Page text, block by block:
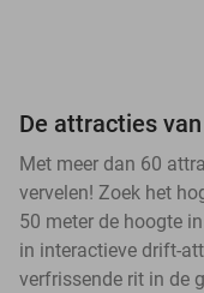
De attracties
Met meer dan 60
vervelen! Zoek het
50 meter de hoogte
in interactieve drift-
verfrissende rit in de